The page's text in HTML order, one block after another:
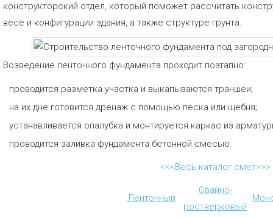
конструкторский отдел, который поможет рассчитать
весе и конфигурации здания, а также структуре грунта.
Возведение ленточного фундамента проходит поэтапно:
проводится разметка участка и выкапываются траншеи;
на их дне готовится дренаж с помощью песка или щебня;
устанавливается опалубка и монтируется каркас из
проводится заливка фундамента бетонной смесью.
<<<Весь каталог смет>>>
Ленточный
Свайно-
ростверковый